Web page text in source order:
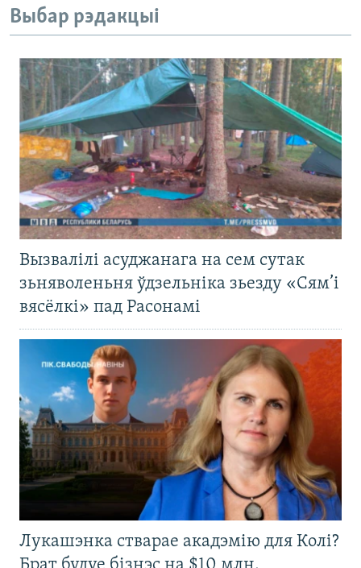
Выбар рэдакцыі
Вызвалілі асуджанага на сем сутак
зьняволеньня ўдзельніка зьезду «Сям’і
вясёлкі» пад Расонамі
Лукашэнка стварае акадэмію для Колі?